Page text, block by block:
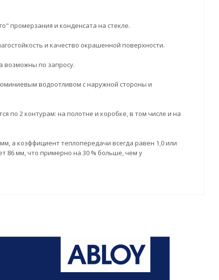
промерзания и конденсата на стекле.
и качество окрашенной поверхности.
возможны по запросу.
водоотливом с наружной стороны и
по 2 контурам: на полотне и коробке, в том числе и на
а коэффициент теплопередачи всегда равен 1,0 или
86 мм, что примерно на 30 % больше, чем у